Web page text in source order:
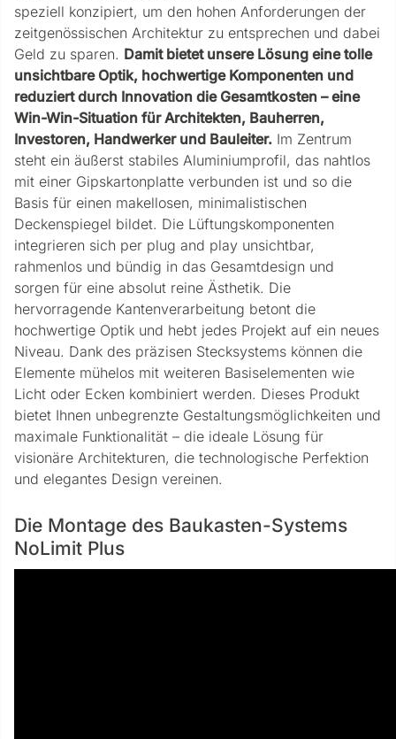
speziell konzipiert, um den hohen Anforderungen der
zeitgenössischen Architektur zu entsprechen und dabei
Geld zu sparen. Damit bietet unsere Lösung eine tolle
unsichtbare Optik, hochwertige Komponenten und
reduziert durch Innovation die Gesamtkosten – eine
Win-Win-Situation für Architekten, Bauherren,
Investoren, Handwerker und Bauleiter. Im Zentrum
steht ein äußerst stabiles Aluminiumprofil, das nahtlos
mit einer Gipskartonplatte verbunden ist und so die
Basis für einen makellosen, minimalistischen
Deckenspiegel bildet. Die Lüftungskomponenten
integrieren sich per plug and play unsichtbar,
rahmenlos und bündig in das Gesamtdesign und
sorgen für eine absolut reine Ästhetik. Die
hervorragende Kantenverarbeitung betont die
hochwertige Optik und hebt jedes Projekt auf ein neues
Niveau. Dank des präzisen Stecksystems können die
Elemente mühelos mit weiteren Basiselementen wie
Licht oder Ecken kombiniert werden. Dieses Produkt
bietet Ihnen unbegrenzte Gestaltungsmöglichkeiten und
maximale Funktionalität – die ideale Lösung für
visionäre Architekturen, die technologische Perfektion
und elegantes Design vereinen.
Die Montage des Baukasten-Systems
NoLimit Plus